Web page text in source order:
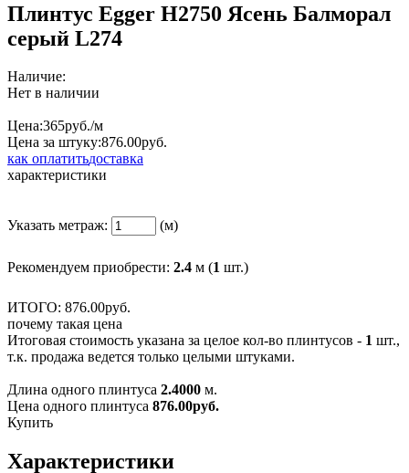
Плинтус Egger Н2750 Ясень Балморал
серый L274
Наличие:
Нет в наличии
Цена:365руб./м
Цена за штуку:876.00руб.
как оплатитьдоставка
характеристики
Указать метраж: (м)
Рекомендуем приобрести: 2.4 м (1 шт.)
ИТОГО: 876.00руб.
почему такая цена
Итоговая стоимость указана за целое кол-во плинтусов - 1 шт.,
т.к. продажа ведется только целыми штуками.
Длина одного плинтуса 2.4000 м.
Цена одного плинтуса 876.00руб.
Купить
Характеристики